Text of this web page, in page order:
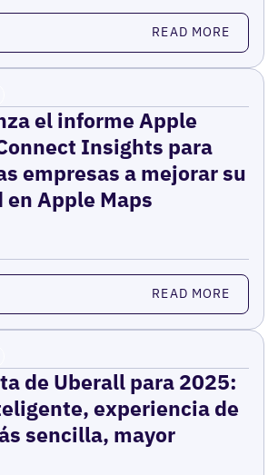
READ MORE
el informe Apple
Insights para
empresas a mejorar su
Apple Maps
READ MORE
de Uberall para 2025:
experiencia de
sencilla, mayor